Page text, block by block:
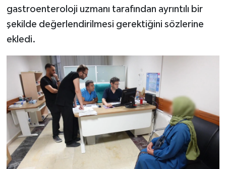
gastroenteroloji uzmanı tarafından ayrıntılı bir
şekilde değerlendirilmesi gerektiğini sözlerine
ekledi.